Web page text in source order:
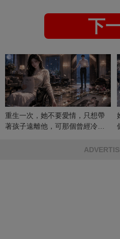
下
重生一次，她不要愛情，只想帶
著孩子遠離他，可那個曾經冷漠